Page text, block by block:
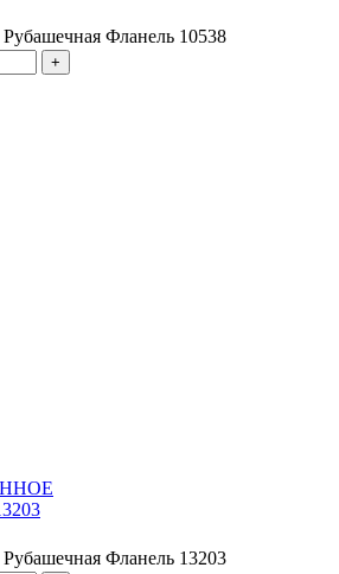
Рубашечная Фланель 10538
Рубашечная Фланель 13203